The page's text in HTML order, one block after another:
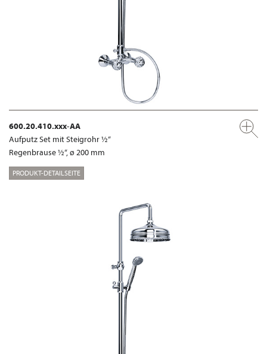
600.20.410.xxx-AA
Aufputz Set mit Steigrohr ½“
Regenbrause ½“, ø 200 mm
PRODUKT-DETAILSEITE